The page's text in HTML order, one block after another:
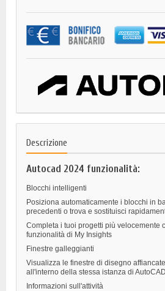
Descrizione
Autocad 2024 funzionalità:
Blocchi intelligenti
Posiziona automaticamente i blocchi in
precedenti o trova e sostituisci
Completa i tuoi progetti più velocemente
funzionalità di My Insights
Finestre galleggianti
Visualizza le finestre di disegno
all'interno della stessa istanza di AutoCAD
Informazioni sull'attività